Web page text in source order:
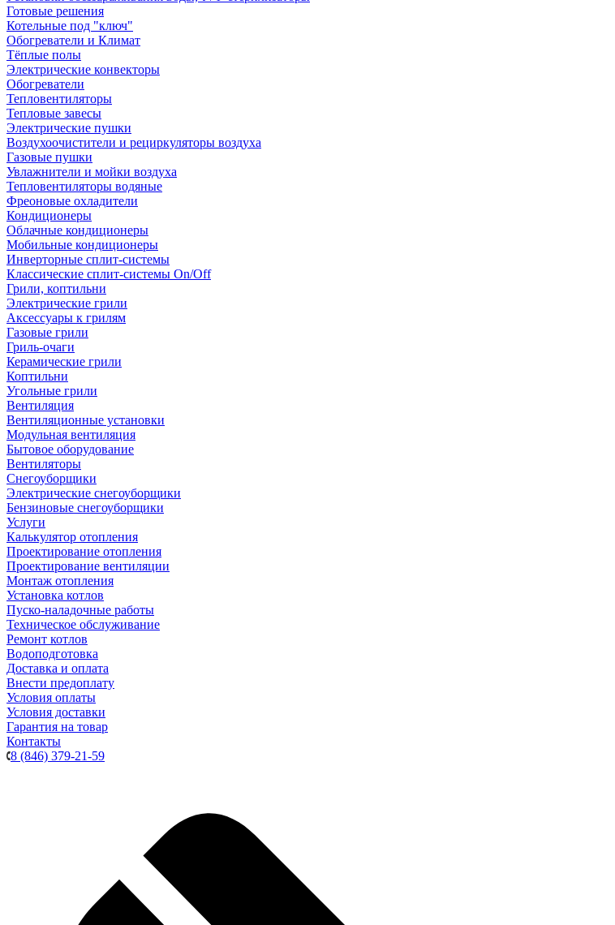
Готовые решения
Котельные под "ключ"
Обогреватели и Климат
Тёплые полы
Электрические конвекторы
Обогреватели
Тепловентиляторы
Тепловые завесы
Электрические пушки
Воздухоочистители и рециркуляторы воздуха
Газовые пушки
Увлажнители и мойки воздуха
Тепловентиляторы водяные
Фреоновые охладители
Кондиционеры
Облачные кондиционеры
Мобильные кондиционеры
Инверторные сплит-системы
Классические сплит-системы On/Off
Грили, коптильни
Электрические грили
Аксессуары к грилям
Газовые грили
Гриль-очаги
Керамические грили
Коптильни
Угольные грили
Вентиляция
Вентиляционные установки
Модульная вентиляция
Бытовое оборудование
Вентиляторы
Снегоуборщики
Электрические снегоуборщики
Бензиновые снегоуборщики
Услуги
Калькулятор отопления
Проектирование отопления
Проектирование вентиляции
Монтаж отопления
Установка котлов
Пуско-наладочные работы
Техническое обслуживание
Ремонт котлов
Водоподготовка
Доставка и оплата
Внести предоплату
Условия оплаты
Условия доставки
Гарантия на товар
Контакты
8 (846) 379-21-59